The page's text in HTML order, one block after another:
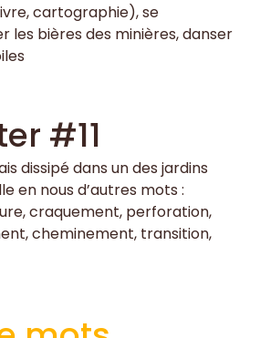
cartographie), se
les bières des minières, danser
#11
dissipé dans un des jardins
en nous d’autres mots :
craquement, perforation,
cheminement, transition,